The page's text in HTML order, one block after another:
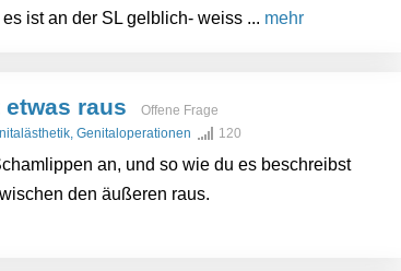
ist an der SL gelblich- weiss ... mehr
raus
Offene Frage
Genitaloperationen 120
an, und so wie du es beschreibst
den äußeren raus.